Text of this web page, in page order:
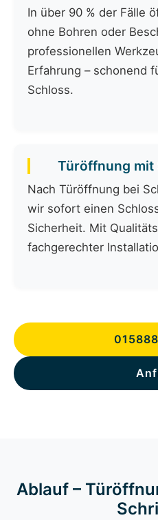
In über 90 % der Fälle
ohne Bohren oder
professionellen
Erfahrung – schonend
Schloss.
Türöffnung mit
Nach Türöffnung bei
wir sofort einen
Sicherheit. Mit
fachgerechter
Ablauf –